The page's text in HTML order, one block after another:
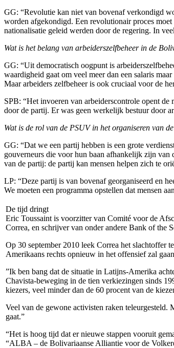
GG: “Revolutie kan niet van bovenaf verkondigd
worden afgekondigd. Een revolutionair proces
nationalisatie geleid werden door de regering. In
Wat is het belang van arbeiderszelfbeheer in de
GG: “Uit democratisch oogpunt is
waardigheid gaat om veel meer dan een salaris
Maar arbeiders zelfbeheer is ook cruciaal voor de
SPB: “Het invoeren van arbeiderscontrole opent
door de partij. Er was geen werkelijk bestuur door
Wat is de rol van de PSUV in het organiseren van
GG: “Dat we een partij hebben is een grote
gouverneurs die voor hun baan afhankelijk zijn van
van de partij: de partij kan mensen helpen zich te
LP: “Deze partij is van bovenaf georganiseerd en
We moeten een programma opstellen dat mensen
De tijd dringt
Eric Toussaint is voorzitter van Comité voor de
Correa, en schrijver van onder andere Bank of
Op 30 september 2010 leek Correa het slachtoffer
Amerikaans rechts opnieuw in het offensief zal
”Ik ben bang dat de situatie in Latijns-Amerika
Chavista-beweging in de tien verkiezingen sinds
kiezers, veel minder dan de 60 procent van de
Veel van de gewone activisten raken teleurgesteld.
gaat.”
“Het is hoog tijd dat er nieuwe stappen vooruit
“ALBA – de Bolivariaanse Alliantie voor de